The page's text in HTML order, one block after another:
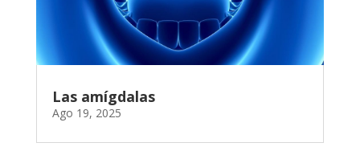
Las amígdalas
Ago 19, 2025